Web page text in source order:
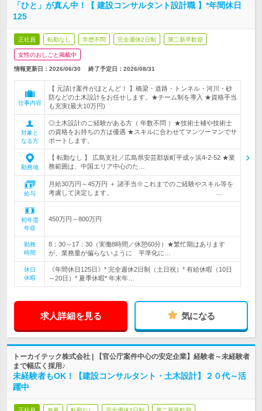
「ひと」が真ん中！【 建設コンサルタント設計職 】*年間休日
125
正社員 転勤なし 学歴不問 完全週休2日制 第二新卒歓迎
女性のおしごと掲載中
情報更新日：2026/06/30 終了予定日： 2026/08/31
仕事内容
【 元請け案件がほとんど！ 】橋梁・道路・トンネル・河川・砂
防などの土木設計をお任せします。★チーム制を導入 ★資格手当
も充実(最大10万円)
対象と
なる方
◎土木設計のご経験がある方（ 年数不問 ）★技術士補や技術士
の資格をお持ちの方は優遇 ★スキルに合わせてマンツーマンでサ
ポートします。
勤務地
【 転勤なし 】 広島支社／広島県安芸郡坂町平成ヶ浜4-2-52 ★業
務範囲は、中国エリア中心のた…
給与
月給30万円～45万円 ＋ 諸手当※これまでのご経験やスキル等を
考慮して決定します。 …
初年度
年収
450万円～800万円
勤務
時間
8：30～17：30（実働8時間／休憩60分）★繁忙期はあります
が、業務量が偏らないように 平準化に…
休日
休暇
《年間休日125日》* 完全週休2日制（土日祝）* 有給休暇（10日
～20日）* 夏季休暇* 年末年…
求人詳細を見る 気になる
トーカイテック株式会社 | 【官公庁案件中心の安定企業】経験者～未経験者
まで幅広く採用♪
未経験者もOK！【建設コンサルタント・土木設計】２０代～活
躍中